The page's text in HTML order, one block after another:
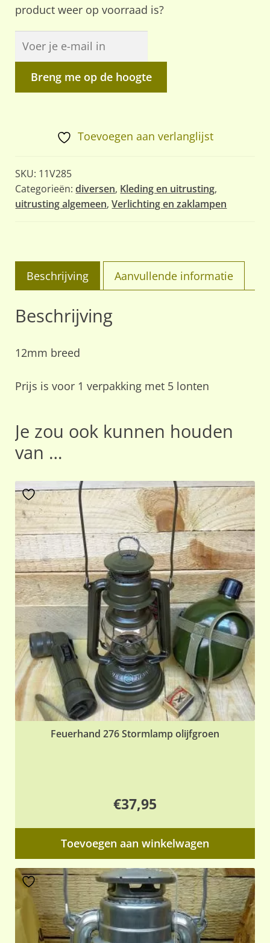
product weer op voorraad is?
Breng me op de hoogte
Toevoegen aan verlanglijst
SKU: 11V285
Categorieën:diversen, Kleding en uitrusting,
uitrusting algemeen,Verlichting en zaklampen
Beschrijving Aanvullende informatie
Beschrijving
12mm breed
Prijs is voor 1 verpakking met 5 lonten
Je zou ook kunnen houden
van …
Feuerhand 276 Stormlamp olijfgroen
€37,95
Toevoegen aan winkelwagen